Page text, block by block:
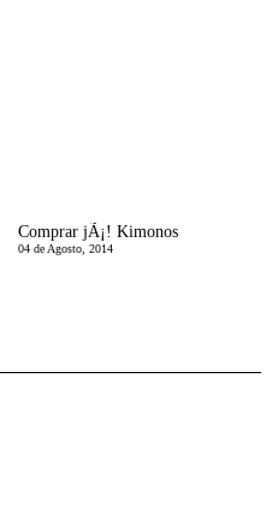
Comprar jÃ¡! Kimonos
04 de Agosto, 2014